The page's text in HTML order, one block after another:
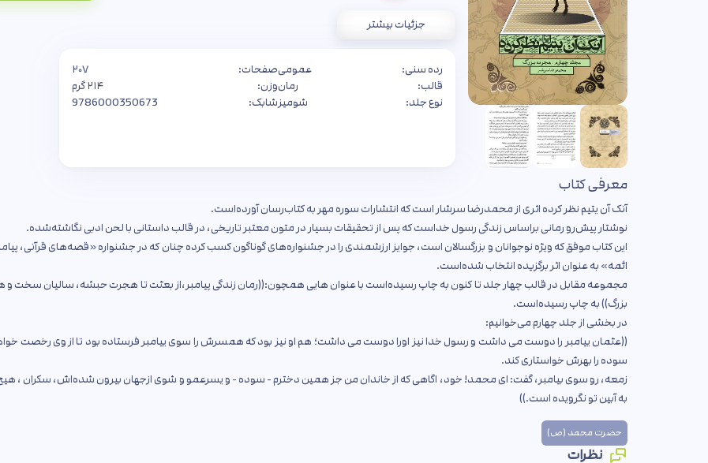
جزئیات بیشتر
رده سنی:
عمومی
قالب:
رمان
نوع جلد:
شومیز
صفحات:
۲۰۷
وزن:
۲۱۴ گرم
شابک:
9786000350673
معرفی کتاب
آنک آن یتیم نظر کرده اثری از محمدرضا سرشار است که انتشارات سوره مهر به کتاب‌رسان آورده‌است.
نوشتار پیش‌رو رمانی براساس زندگی رسول خداست که پس از تحقیقات بسیار در متون معتبر تاریخی، در قالب داستانی با لحن ادبی نگاشته‌شده.
این کتاب موفق که ویژه نوجوانان و بزرگسالان است، جوایز ارزشمندی را در جشنواره‌های گوناگون کسب کرده چنان که در جشنواره «قصه‌های قرآنی،
ائمه» به عنوان اثر برگزیده انتخاب شده‌است.
مجموعه مقابل در قالب چهار جلد تا کنون به چاپ رسیده‌است با عنوان هایی همچون:((رمان زندگی پیامبر،از بعثت تا هجرت حبشه، سالیان سخت
بزرگ)) به چاپ رسیده‌است.
در بخشی از جلد چهارم می‌خوانیم:
((عثمان ییامبر را دوست مى داشت و رسول خدا نیز اورا دوست می داشت؛ هم او نیز بود که همسرش را سوى ییامبر فرستاده بود تا از وى رخصت
سوده را بهرش خواستارى کند.
زمعه، رو سوى بیامبر، گفت: اى محمد! خود، اگاهى که از خاندان من جز همین دخترم - سوده - و یسرعمو و شوى ازجهان بیرون شده‌اش، سکران ،
به آبین تو نگرویده است.))
حضرت محمد (ص)
نظرات